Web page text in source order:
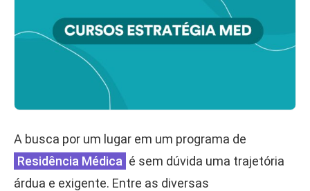
A busca por um lugar em um programa de
Residência Médica é sem dúvida uma trajetória
árdua e exigente. Entre as diversas